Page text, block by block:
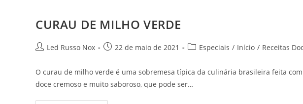
CURAU DE MILHO VERDE
Led Russo Nox 22 de maio de 2021 Especiais / Início / Receitas
O curau de milho verde é uma sobremesa típica da culinária brasileira feita
doce cremoso e muito saboroso, que pode ser…